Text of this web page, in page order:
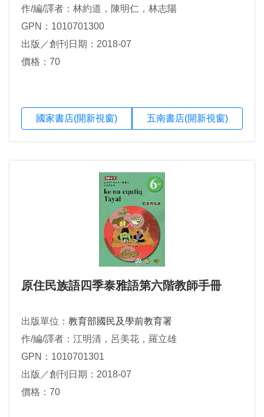
作/編/譯者：林約道，陳明仁，林志陽
GPN：1010701300
出版／創刊日期：2018-07
價格：70
國家書店(開新視窗) 五南書店(開新視窗)
原住民族語四季泰雅語第六階教師手冊
出版單位： 教育部國民及學前教育署
作/編/譯者：江明清，呂美花，羅立雄
GPN：1010701301
出版／創刊日期：2018-07
價格：70